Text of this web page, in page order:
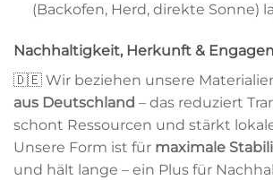
(Backofen, Herd, direkte Sonne)
Nachhaltigkeit, Herkunft &
🇩🇪 Wir beziehen unsere
aus Deutschland – das reduziert
schont Ressourcen und stärkt
Unsere Form ist für maximale
und hält lange – ein Plus für